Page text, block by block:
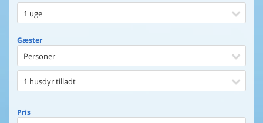
1 uge
Gæster
Personer
1 husdyr tilladt
Pris